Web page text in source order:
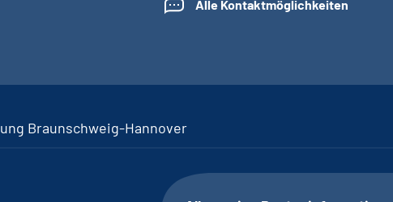
Alle Kontaktmöglichkeiten
Braunschweig-Hannover